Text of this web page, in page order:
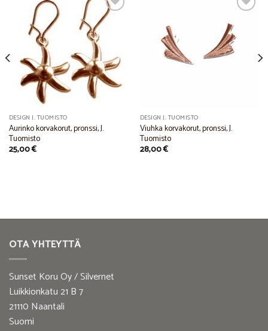
Wishlist
DESIGN J. TUOMISTO
Aurinko korvakorut, pronssi, J.
Tuomisto
25,00€
Add to
Wishlist
DESIGN J. TUOMISTO
Viuhka korvakorut, pronssi, J.
Tuomisto
28,00€
OTA YHTEYTTÄ
Sunset Koru Oy / Silvernet
Luikkionkatu 21 B 7
21110 Naantali
Suomi